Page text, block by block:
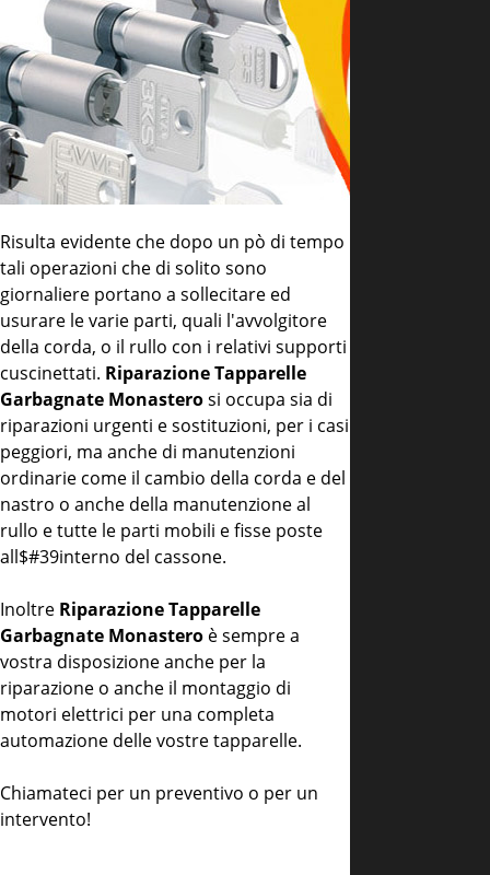
Risulta evidente che dopo un pò di tempo
tali operazioni che di solito sono
giornaliere portano a sollecitare ed
usurare le varie parti, quali l'avvolgitore
della corda, o il rullo con i relativi supporti
cuscinettati. Riparazione Tapparelle
Garbagnate Monasterosi occupa sia di
riparazioni urgenti e sostituzioni, per i casi
peggiori, ma anche di manutenzioni
ordinarie come il cambio della corda e del
nastro o anche della manutenzione al
rullo e tutte le parti mobili e fisse poste
all$#39interno del cassone.
Inoltre Riparazione Tapparelle
Garbagnate Monastero è sempre a
vostra disposizione anche per la
riparazione o anche il montaggio di
motori elettrici per una completa
automazione delle vostre tapparelle.
Chiamateci per un preventivo o per un
intervento!